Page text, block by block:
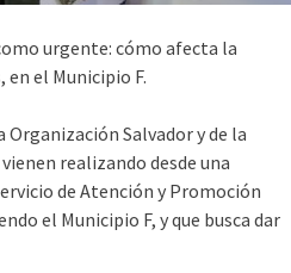
urgente: cómo afecta la
el Municipio F.
Salvador y de la
realizando desde una
de Atención y Promoción
el Municipio F, y que busca dar